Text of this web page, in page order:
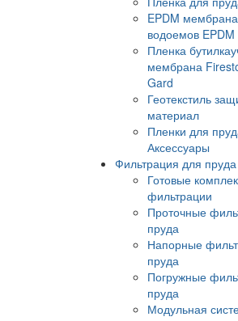
EPDM
водоемов EPDM
Пленка
мембрана
Gard
Геотекстиль
материал
Пленки для
Аксессуары
Фильтрация для пруда
Готовые
фильтрации
Проточные
пруда
Напорные
пруда
Погружные
пруда
Модульная